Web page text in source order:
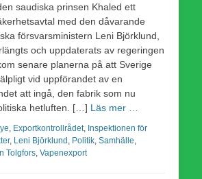
saudiska prinsen Khaled ett
med den dåvarande
försvarsministern Leni Björklund,
och uppdaterats av regeringen
senare planerna på att Sverige
vid uppförandet av en
att ingå, den fabrik som nu
hetluften. […] Läs mer …
Exportkontrollrådet, Inspektionen för
, Leni Björklund Politik Samhälle
Tolgfors Vapenexport